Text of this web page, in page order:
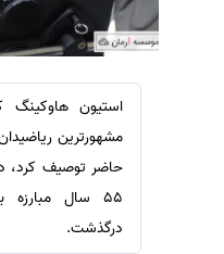
ترجمه عربی به فارسی
مشاهده همه زبان ها
سفارش ویرایش
سفارش پارافریز
سفارش فرمت‌بندی
سفارش کاهش کمیت
سفارش معرفی مجله
سفارش معرفی مقاله
سفارش معرفی کتاب
استیون هاوکینگ
مشهورترین
۵۵ سال
درگذشت.